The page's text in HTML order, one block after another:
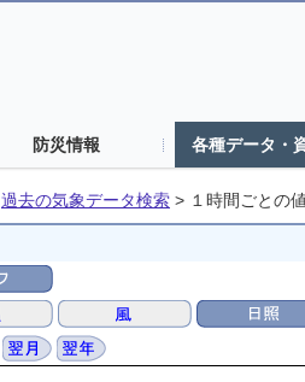
防災情報 各種データ・
過去の気象データ検索 > １時間ごとの